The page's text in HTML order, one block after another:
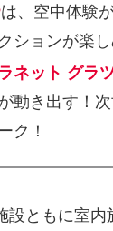
は、空中体験
ションが楽し
ネット グラ
動き出す！
ク！
設ともに室内